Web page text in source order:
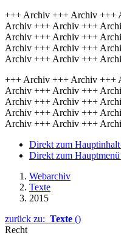
+++ Archiv +++ Archiv +++
Archiv +++ Archiv +++
Archiv +++ Archiv +++
Archiv +++ Archiv +++
Archiv +++ Archiv +++
+++ Archiv +++ Archiv +++
Archiv +++ Archiv +++
Archiv +++ Archiv +++
Archiv +++ Archiv +++
Archiv +++ Archiv +++
Direkt zum Hauptinhalt
Direkt zum Hauptmenü
Webarchiv
Texte
2015
zurück zu: Texte ()
Recht